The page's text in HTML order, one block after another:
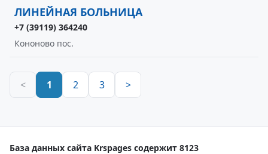
ЛИНЕЙНАЯ БОЛЬНИЦА
+7 (39119) 364240
Кононово пос.
< 1 2 3 >
База данных сайта Krspages содержит 8123